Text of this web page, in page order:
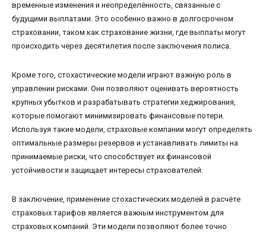
временные изменения и неопределённость, связанные с
будущими выплатами. Это особенно важно в долгосрочном
страховании, таком как страхование жизни, где выплаты могут
происходить через десятилетия после заключения полиса.
Кроме того, стохастические модели играют важную роль в
управлении рисками. Они позволяют оценивать вероятность
крупных убытков и разрабатывать стратегии хеджирования,
которые помогают минимизировать финансовые потери.
Используя такие модели, страховые компании могут определять
оптимальные размеры резервов и устанавливать лимиты на
принимаемые риски, что способствует их финансовой
устойчивости и защищает интересы страхователей.
В заключение, применение стохастических моделей в расчёте
страховых тарифов является важным инструментом для
страховых компаний. Эти модели позволяют более точно